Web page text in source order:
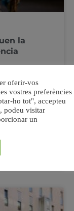
la
al Teatre
del Premi
les
demà dijous